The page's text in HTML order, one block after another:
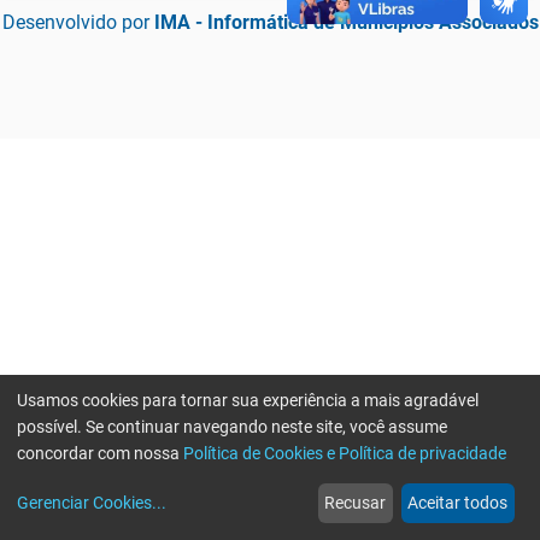
Desenvolvido por IMA - Informática de Municípios Associados
web
Notícias
more_horiz
Mais
Usamos cookies para tornar sua experiência a mais agradável
possível. Se continuar navegando neste site, você assume
concordar com nossa Política de Cookies e Política de privacidade
Gerenciar Cookies... Recusar Aceitar todos
Erro ao enviar informações, por favor tente novamente